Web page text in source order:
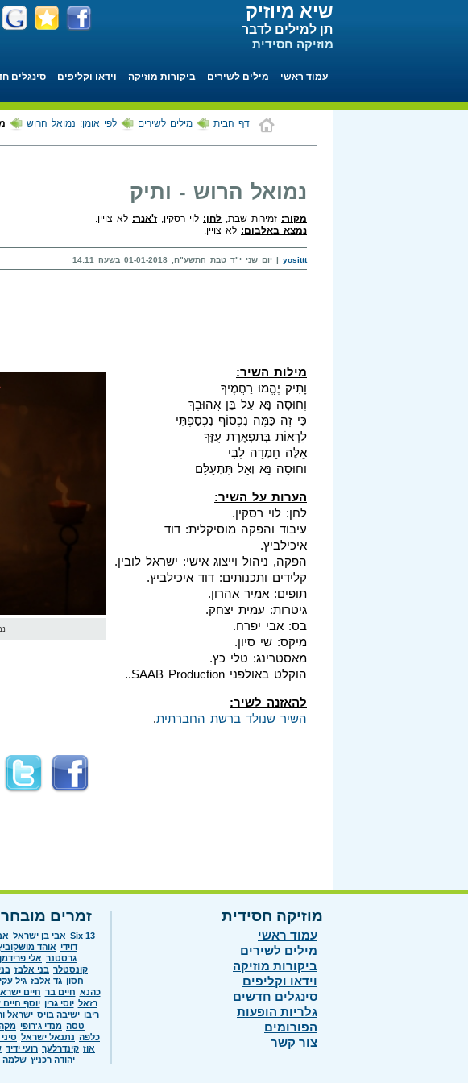
שיא מיוזיק
תן למילים לדבר
מוזיקה חסידית
עמוד ראשי מילים לשירים ביקורות מוזיקה וידאו וקליפים סינגלים
דף הבית מילים לשירים לפי אומן: נמואל הרוש
נמואל הרוש - ותיק
מקור: זמירות שבת, לחן: לוי רסקין,ז'אנר: לא צויין.
נמצא באלבום: לא צויין.
yosittt | יום שני י"ד טבת התשע"ח, 01-01-2018 בשעה 14:11
מילות השיר:
וָתִיק יֶהֱמוּ רַחֲמֶיךָ
וְחוּסָה נָּא עַל בֵּן אֲהוּבֶךָ
כִּי זֶה כַּמֶּה נִכְסוֹף נִכְסַפְתִּי
לִרְאוֹת בְּתִפְאֶרֶת עֻזֶּךָ
אֵלֶּה חָמְדָה לִבִּי
וחוּסָה נָּא וְאַל תִּתְעַלָּם
הערות על השיר:
לחן: לוי רסקין.
עיבוד והפקה מוסיקלית: דוד
איכילביץ.
הפקה, ניהול וייצוג אישי: ישראל לובין.
קלידים ותכנותים: דוד איכילביץ.
תופים: אמיר אהרון.
גיטרות: עמית יצחק.
בס: אבי יפרח.
מיקס: שי סיון.
מאסטרינג: טלי כץ.
הוקלט באולפני SAAB Production..
להאזנה לשיר:
השיר שנולד ברשת החברתית.
מוזיקה חסידית
עמוד ראשי
מילים לשירים
ביקורות מוזיקה
וידאו וקליפים
סינגלים חדשים
גלריות הופעות
הפורומים
צור קשר
זמרים
Six 13 אבי בן ישראל
דוידי אוהד
גרסטנר אלי פרידמן
קונסטלר בני אלבז
חסון גד אלבז גיל
כהנא חיים בר חיים
רזאל יוסי גרין יוסף חיים
ריבו ישיבה בויס ישראל
טסה מנדי ג'רופי
כלפה נתנאל ישראל
אוז קינדרלעך רועי ידיד
יהודה רכניץ שלמה